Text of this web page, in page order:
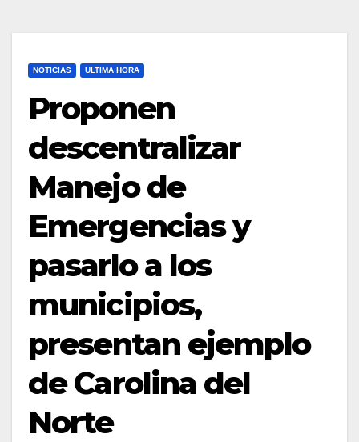
NOTICIAS ULTIMA HORA
Proponen
descentralizar
Manejo de
Emergencias y
pasarlo a los
municipios,
presentan ejemplo
de Carolina del
Norte